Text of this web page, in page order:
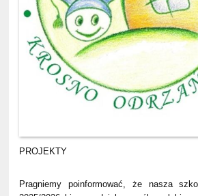
PROJEKTY
Pragniemy poinformować, że nasza